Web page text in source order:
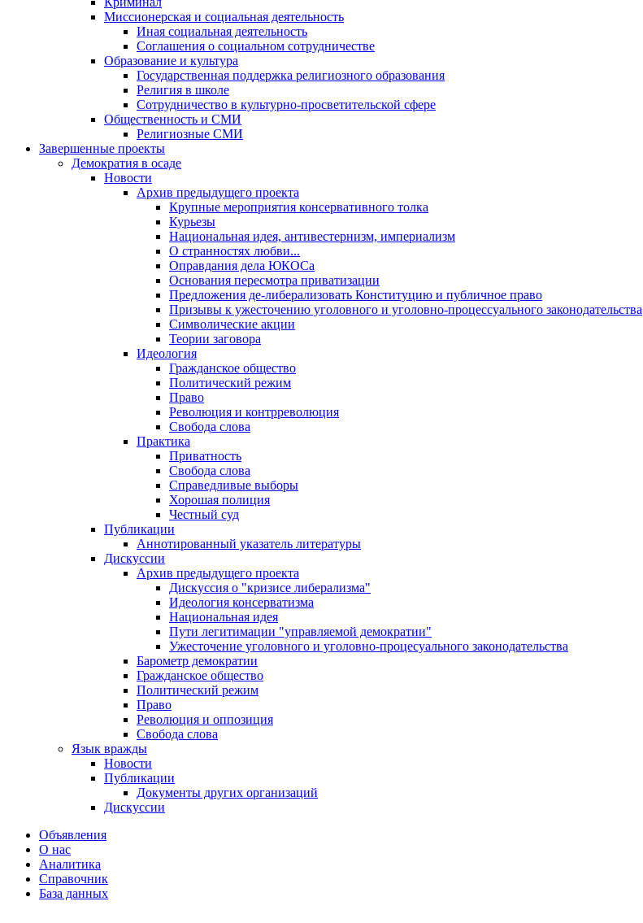
Миссионерская и социальная деятельность
Иная социальная деятельность
Соглашения о социальном сотрудничестве
Образование и культура
Государственная поддержка религиозного образования
Религия в школе
Сотрудничество в культурно-просветительской сфере
Общественность и СМИ
Религиозные СМИ
Завершенные проекты
Демократия в осаде
Новости
Архив предыдущего проекта
Крупные мероприятия консервативного толка
Курьезы
Национальная идея, антивестернизм, империализм
О странностях любви...
Оправдания дела ЮКОСа
Основания пересмотра приватизации
Предложения де-либерализовать Конституцию и публичное право
Призывы к ужесточению уголовного и уголовно-процессуального законодательства
Символические акции
Теории заговора
Идеология
Гражданское общество
Политический режим
Право
Революция и контрреволюция
Свобода слова
Практика
Приватность
Свобода слова
Справедливые выборы
Хорошая полиция
Честный суд
Публикации
Аннотированный указатель литературы
Дискуссии
Архив предыдущего проекта
Дискуссия о "кризисе либерализма"
Идеология консерватизма
Национальная идея
Пути легитимации "управляемой демократии"
Ужесточение уголовного и уголовно-процесуального законодательства
Барометр демократии
Гражданское общество
Политический режим
Право
Революция и оппозиция
Свобода слова
Язык вражды
Новости
Публикации
Документы других организаций
Дискуссии
Объявления
О нас
Аналитика
Справочник
База данных